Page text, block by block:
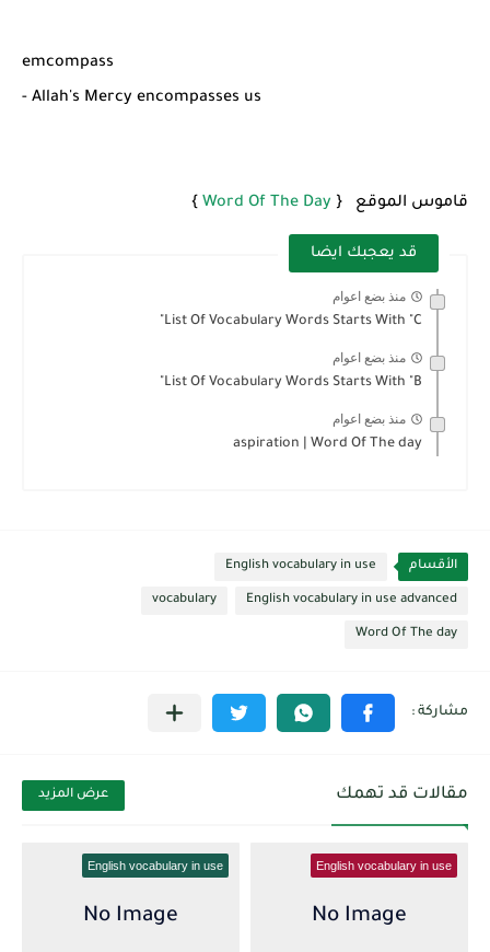
emcompass
- Allah's Mercy encompasses us
قاموس الموقع { Word Of The Day
}
قد يعجبك ايضا
منذ بضع اعوام
List Of Vocabulary Words Starts With "C"
منذ بضع اعوام
List Of Vocabulary Words Starts With "B"
منذ بضع اعوام
aspiration | Word Of The day
الأقسام English vocabulary in use
English vocabulary in use advanced
vocabulary
Word Of The day
مقالات قد تهمك عرض المزيد
English vocabulary in use
English vocabulary in use